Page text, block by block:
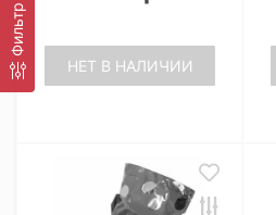
Фильтр
НЕТ В НАЛИЧИИ